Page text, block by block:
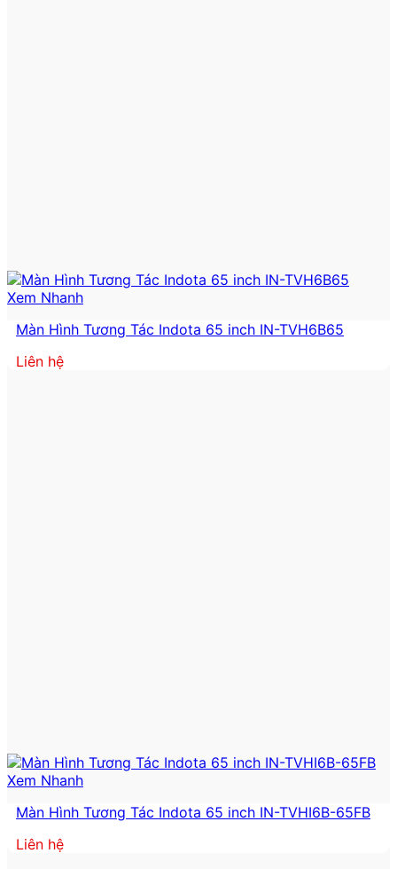
Xem Nhanh
Màn Hình Tương Tác Indota 65 inch IN-TVH6B65
Liên hệ
Xem Nhanh
Màn Hình Tương Tác Indota 65 inch IN-TVHI6B-65FB
Liên hệ